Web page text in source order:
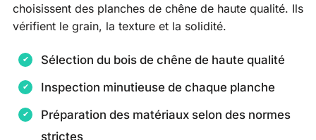
choisissent des planches de chêne de haute qualité. Ils
vérifient le grain, la texture et la solidité.
Sélection du bois de chêne de haute qualité
Inspection minutieuse de chaque planche
Préparation des matériaux selon des normes
strictes